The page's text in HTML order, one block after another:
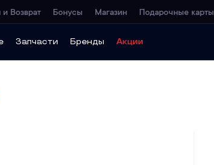
и Возврат Бонусы Магазин Подарочные карты
Запчасти Бренды Акции